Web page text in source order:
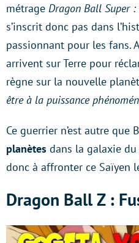
métrage Dragon Ball Super
s’inscrit donc pas dans
passionnant pour les fans.
arrivent sur Terre pour
règne sur la nouvelle
être à la puissance
Ce guerrier n’est autre que
planètes dans la galaxie
donc à affronter ce Saïyen
Dragon Ball Z :